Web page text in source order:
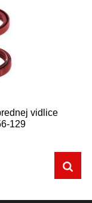
vidlice
129